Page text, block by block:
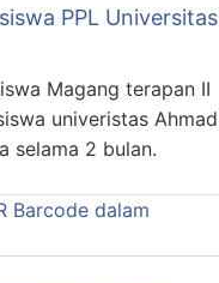
PPL Universitas
Magang terapan II
univeristas Ahmad
selama 2 bulan.